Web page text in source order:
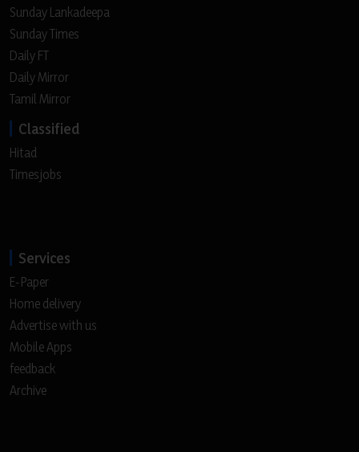
Sunday Lankadeepa
Sunday Times
Daily FT
Daily Mirror
Tamil Mirror
Classified
Hitad
Timesjobs
Services
E-Paper
Home delivery
Advertise with us
Mobile Apps
feedback
Archive